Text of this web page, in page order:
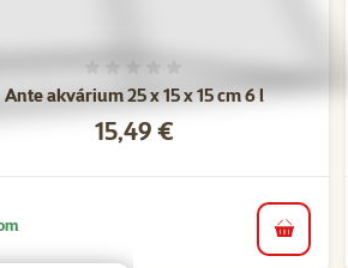
Ante akvárium 25 x 15 x 15 cm 6 l
Cena
15,49 €
do košíka